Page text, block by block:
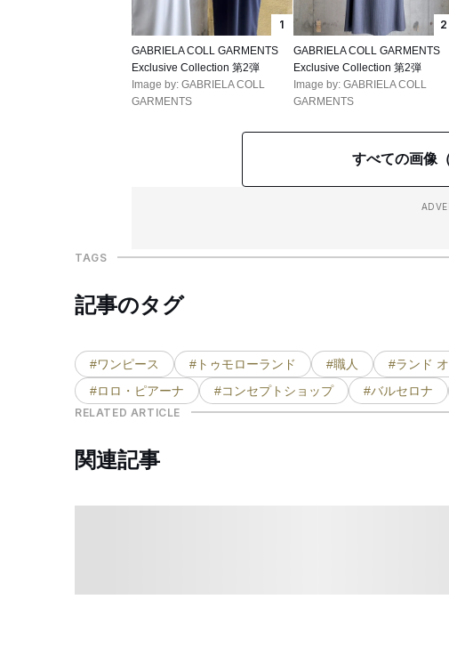
1
GABRIELA COLL GARMENTS
Exclusive Collection 第2弾
Image by: GABRIELA COLL
GARMENTS
2
GABRIELA COLL GARMENTS
Exclusive Collection 第2弾
Image by: GABRIELA COLL
GARMENTS
すべての画像
TAGS
記事のタグ
#ワンピース #トゥモローランド #職人 #ランド
#ロロ・ピアーナ
#コンセプトショップ #バルセロナ
RELATED ARTICLE
関連記事